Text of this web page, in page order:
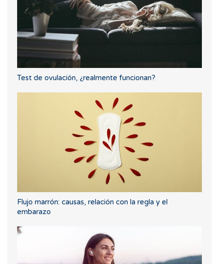
Test de ovulación, ¿realmente funcionan?
Flujo marrón: causas, relación con la regla y el
embarazo